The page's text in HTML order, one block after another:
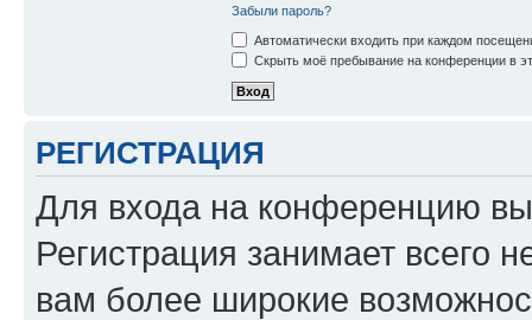
Забыли пароль?
Автоматически входить при каждом
Скрыть моё пребывание на конференции в
РЕГИСТРАЦИЯ
Для входа на конференцию
Регистрация занимает всего
вам более широкие